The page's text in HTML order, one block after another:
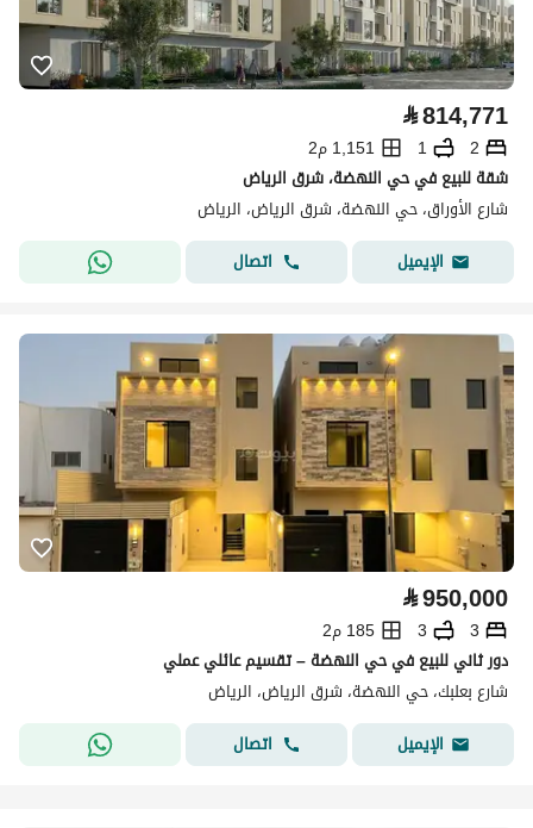
⃁814,771
2
1
1,151 م2
شقة للبيع في حي النهضة، شرق الرياض
شارع الأوراق، حي النهضة، شرق الرياض، الرياض
الإيميل
اتصال
⃁950,000
3
3
185 م2
دور ثاني للبيع في حي النهضة – تقسيم عائلي عملي
شارع بعلبك، حي النهضة، شرق الرياض، الرياض
الإيميل
اتصال